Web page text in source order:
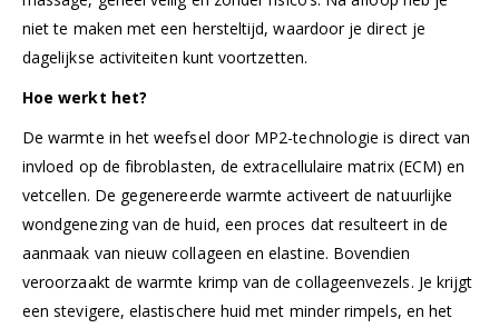
niet te maken met een hersteltijd, waardoor je direct je
dagelijkse activiteiten kunt voortzetten.
Hoe werkt het?
De warmte in het weefsel door MP2-technologie is direct van
invloed op de fibroblasten, de extracellulaire matrix (ECM) en
vetcellen. De gegenereerde warmte activeert de natuurlijke
wondgenezing van de huid, een proces dat resulteert in de
aanmaak van nieuw collageen en elastine. Bovendien
veroorzaakt de warmte krimp van de collageenvezels. Je krijgt
een stevigere, elastischere huid met minder rimpels, en het